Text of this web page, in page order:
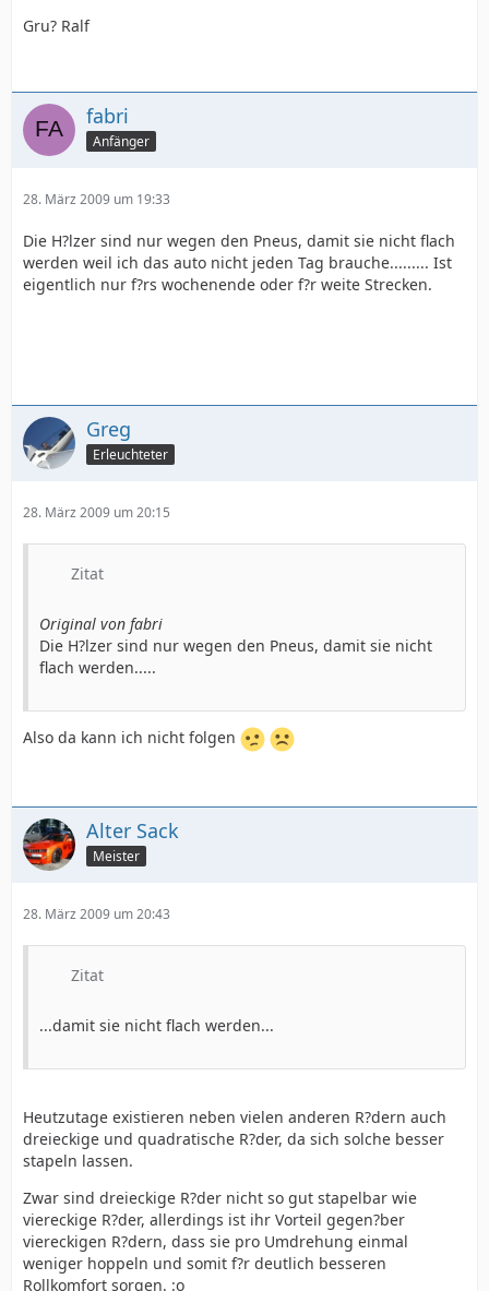
Gru? Ralf
fabri
Anfänger
28. März 2009 um 19:33
Die H?lzer sind nur wegen den Pneus, damit sie nicht flach
werden weil ich das auto nicht jeden Tag brauche......... Ist
eigentlich nur f?rs wochenende oder f?r weite Strecken.
Greg
Erleuchteter
28. März 2009 um 20:15
Zitat
Original von fabri
Die H?lzer sind nur wegen den Pneus, damit sie nicht
flach werden.....
Also da kann ich nicht folgen
Alter Sack
Meister
28. März 2009 um 20:43
Zitat
...damit sie nicht flach werden...
Heutzutage existieren neben vielen anderen R?dern auch
dreieckige und quadratische R?der, da sich solche besser
stapeln lassen.
Zwar sind dreieckige R?der nicht so gut stapelbar wie
viereckige R?der, allerdings ist ihr Vorteil gegen?ber
viereckigen R?dern, dass sie pro Umdrehung einmal
weniger hoppeln und somit f?r deutlich besseren
Rollkomfort sorgen. :o